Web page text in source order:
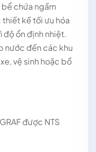
chứa ngầm
thiết kế tối ưu hóa
độ ổn định nhiệt.
nước đến các khu
vệ sinh hoặc bổ
được NTS